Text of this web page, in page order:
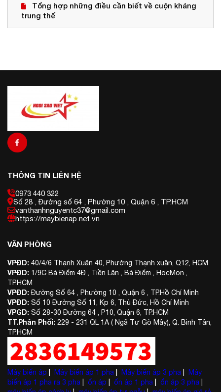
Tổng hợp những điều cần biết về cuộn kháng
trung thế
THÔNG TIN LIÊN HỆ
0973 440 322
Số 28 , Đường số 64 , Phường 10 , Quận 6 , TP.HCM
vanthanhnguyentc37@gmail.com
https://maybienap.net.vn
VĂN PHÒNG
VPĐD: 40/4/6 Thạnh Xuân 40, Phường Thạnh xuân, Q12, HCM
VPĐD: 1/9C Bà Điểm 4Đ , Tiền Lân , Bà Điểm , HocMon ,
TP.HCM
VPĐD: Đường Số 64 , Phường 10 , Quận 6 , TP.Hồ Chí Minh
VPĐD: Số 10 Đường Số 11, Kp 6, Thủ Đức, Hồ Chí Minh
VPGD: Số 28-30 Đường 64 , P10, Quận 6, TP.HCM
TT.Phân Phối: 229 - 231 QL 1A ( Ngã Tư Gò Mây), Q. Bình Tân,
TP.HCM
Máy biến áp Máy biến áp 1 pha Máy biến áp 3 pha
Máy
biến áp 1 pha ra 3 pha
ổn áp ổn áp 1 pha ổn áp 3 pha